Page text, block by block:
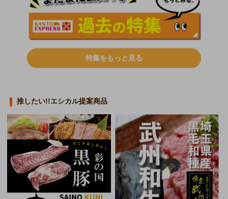
特集をもっと見る
推したい!!エシカル提案商品